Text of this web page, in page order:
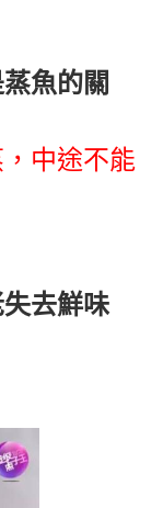
魚的關
中途不能
去鮮味